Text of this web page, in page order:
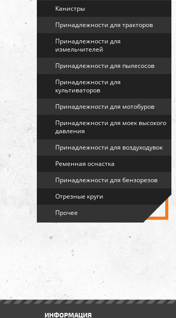
Канистры
Принадлежности для тракторов
Принадлежности для
измельчителей
Принадлежности для пылесосов
Принадлежности для
культиваторов
Принадлежности для мотобуров
Принадлежности для моек высокого
давления
Принадлежности для воздуходувок
Ременная оснастка
Принадлежности для бензорезов
Отрезные круги
Прочее
ИНФОРМАЦИЯ